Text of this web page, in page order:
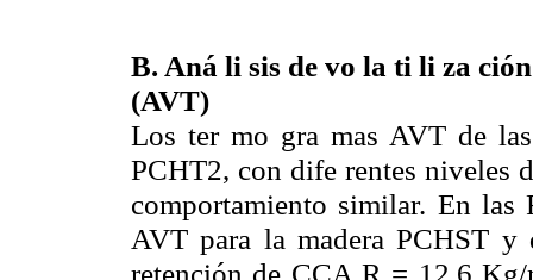
B. Aná li sis de vo la ti li za
(AVT)
Los ter mo gra mas AVT de
PCHT2, con dife rentes niveles
comportamiento similar. En
AVT para la madera PCHST